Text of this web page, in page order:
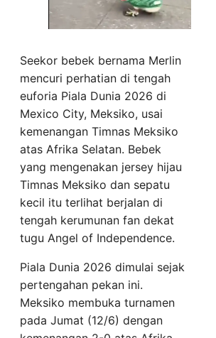
Seekor bebek bernama Merlin
mencuri perhatian di tengah
euforia Piala Dunia 2026 di
Mexico City, Meksiko, usai
kemenangan Timnas Meksiko
atas Afrika Selatan. Bebek
yang mengenakan jersey hijau
Timnas Meksiko dan sepatu
kecil itu terlihat berjalan di
tengah kerumunan fan dekat
tugu Angel of Independence.
Piala Dunia 2026 dimulai sejak
pertengahan pekan ini.
Meksiko membuka turnamen
pada Jumat (12/6) dengan